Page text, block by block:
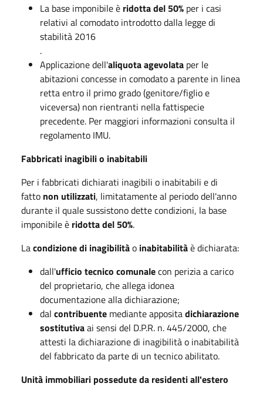
La base imponibile è ridotta del 50% per i casi
relativi al comodato introdotto dalla legge di
stabilità 2016
.
Applicazione dell'aliquota agevolata per le
abitazioni concesse in comodato a parente in linea
retta entro il primo grado (genitore/figlio e
viceversa) non rientranti nella fattispecie
precedente. Per maggiori informazioni consulta il
regolamento IMU.
Fabbricati inagibili o inabitabili
Per i fabbricati dichiarati inagibili o inabitabili e di
fatto non utilizzati, limitatamente al periodo dell'anno
durante il quale sussistono dette condizioni, la base
imponibile è ridotta del 50%.
Lacondizione di inagibilitào inabitabilitàè dichiarata:
dall'ufficio tecnico comunalecon perizia a carico
del proprietario, che allega idonea
documentazione alla dichiarazione;
dal contribuente mediante appositadichiarazione
sostitutivaai sensi del D.P.R. n. 445/2000, che
attesti la dichiarazione di inagibilità o inabitabilità
del fabbricato da parte di un tecnico abilitato.
Unità immobiliari possedute da residenti all'estero